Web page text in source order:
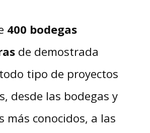
400 bodegas
de demostrada
tipo de proyectos
desde las bodegas y
más conocidos, a las